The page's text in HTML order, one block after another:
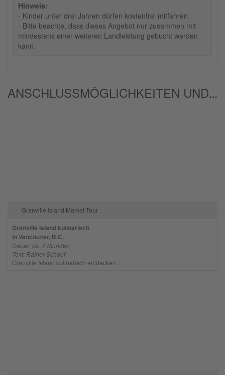
Hinweis:
- Kinder unter drei Jahren dürfen kostenfrei mitfahren.
- Bitte beachte, dass dieses Angebot nur zusammen mit
mindestens einer weiteren Landleistung gebucht werden
kann.
ANSCHLUSSMÖGLICHKEITEN UND/ODER ALTERNATIVEN:
Granville Island Market Tour
Granville Island kulinarisch
in Vancouver, B.C.
Dauer: ca. 2 Stunden
Text: Rainer Schoof
Granville Island kulinarisch entdecken ...